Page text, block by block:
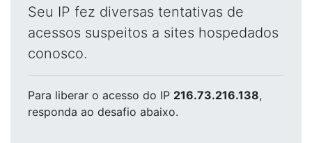
Seu IP fez diversas tentativas de
acessos suspeitos a sites hospedados
conosco.
Para liberar o acesso do IP 216.73.216.138,
responda ao desafio abaixo.